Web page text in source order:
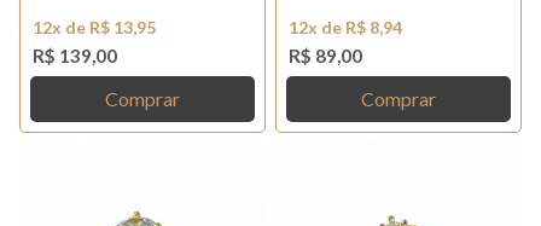
12x de R$ 13,95
R$ 139,00
Comprar
12x de R$ 8,94
R$ 89,00
Comprar